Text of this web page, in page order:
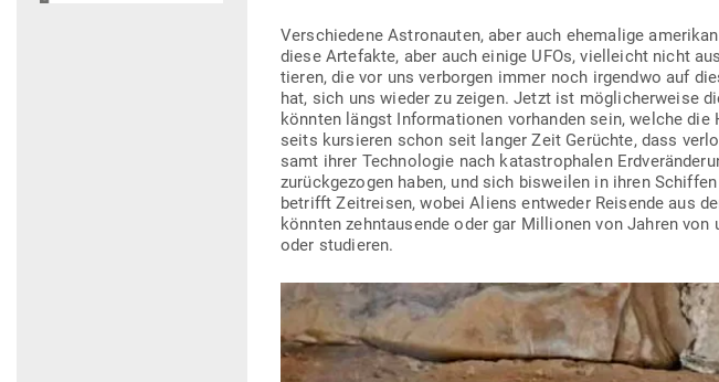
Ver­schiedene Astro­nauten, aber auch ehe­malige
diese Arte­fakte, aber auch einige UFOs, viel­leicht nicht
tieren, die vor uns ver­borgen immer noch irgendwo auf
hat, sich uns wieder zu zeigen. Jetzt ist mög­li­cher­weise
könnten längst Infor­ma­tionen vor­handen sein, welche
seits kur­sieren schon seit langer Zeit Gerüchte, dass
samt ihrer Tech­no­logie nach kata­stro­phalen
zurück­ge­zogen haben, und sich bis­weilen in ihren
betrifft Zeit­reisen, wobei Aliens ent­weder Rei­sende aus
könnten zehn­tau­sende oder gar Mil­lionen von Jahren
oder studieren.